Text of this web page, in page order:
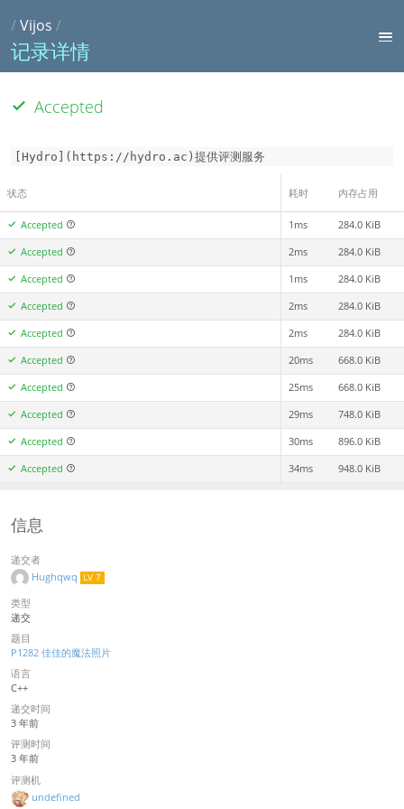
/Vijos /
记录详情
Accepted
[Hydro](https://hydro.ac)提供评测服务
状态 耗时 内存占用
Accepted 1ms 284.0 KiB
Accepted 2ms 284.0 KiB
Accepted 1ms 284.0 KiB
Accepted 2ms 284.0 KiB
Accepted 2ms 284.0 KiB
Accepted 20ms 668.0 KiB
Accepted 25ms 668.0 KiB
Accepted 29ms 748.0 KiB
Accepted 30ms 896.0 KiB
Accepted 34ms 948.0 KiB
信息
递交者
Hughqwq
LV 7
类型
递交
题目
P1282 佳佳的魔法照片
语言
C++
递交时间
3 年前
评测时间
3 年前
评测机
undefined